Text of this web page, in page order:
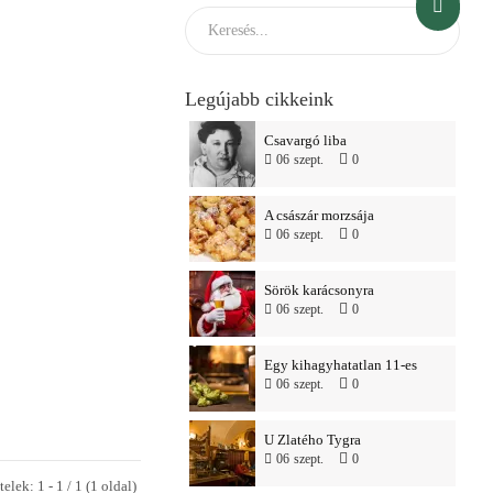
1 - 1 / 1 (1 oldal)
Legújabb cikkeink
Csavargó liba
06 szept. 0
A császár morzsája
06 szept. 0
Sörök karácsonyra
06 szept. 0
Egy kihagyhatatlan 11-es
06 szept. 0
U Zlatého Tygra
06 szept. 0